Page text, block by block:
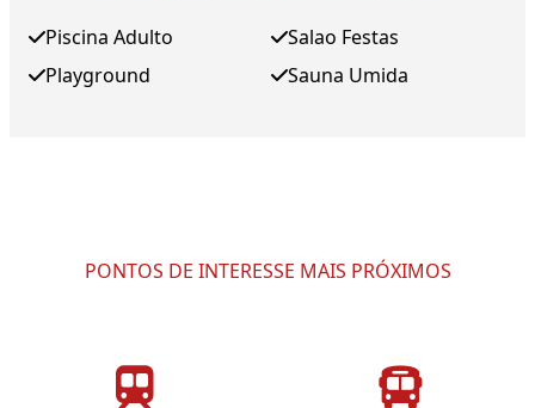
Piscina Adulto
Playground
Salao Festas
Sauna Umida
PONTOS DE INTERESSE MAIS PRÓXIMOS